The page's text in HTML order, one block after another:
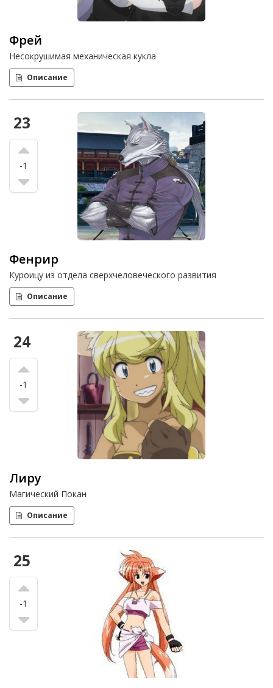
Фрей
Несокрушимая механическая кукла
Описание
23
-1
Фенрир
Куроицу из отдела сверхчеловеческого развития
Описание
24
-1
Лиру
Магический Покан
Описание
25
-1